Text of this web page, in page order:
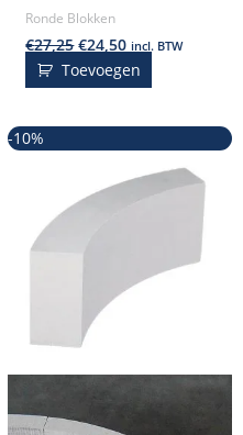
Ronde Blokken
€27,25 €24,50 incl. BTW
Toevoegen
-10%
was:
€27,25.
is: